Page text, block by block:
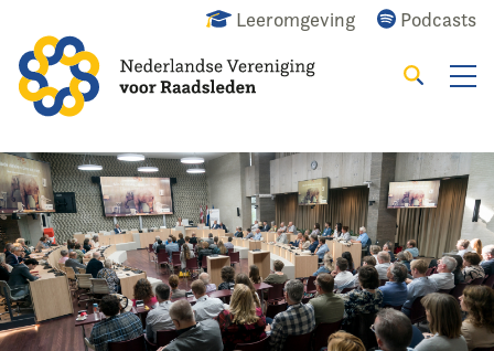
Leeromgeving Podcasts
Alles Nieuws Agenda Raadslid
Zoeken